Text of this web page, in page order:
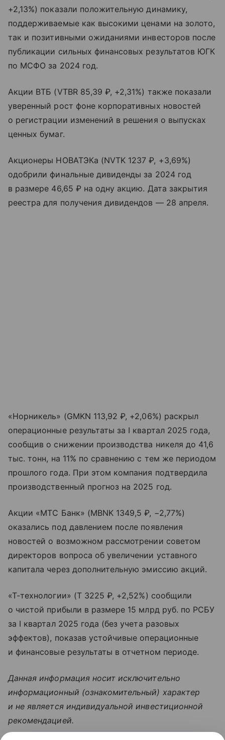
+2,13%) показали положительную динамику,
поддерживаемые как высокими ценами на золото,
так и позитивными ожиданиями инвесторов после
публикации сильных финансовых результатов ЮГК
по МСФО за 2024 год.
Акции ВТБ (VTBR 85,39 ₽, +2,31%) также показали
уверенный рост фоне корпоративных новостей
о регистрации изменений в решения о выпусках
ценных бумаг.
Акционеры НОВАТЭКа (NVTK 1237 ₽, +3,69%)
одобрили финальные дивиденды за 2024 год
в размере 46,65 ₽ на одну акцию. Дата закрытия
реестра для получения дивидендов — 28 апреля.
«Норникель» (GMKN 113,92 ₽, +2,06%) раскрыл
операционные результаты за I квартал 2025 года,
сообщив о снижении производства никеля до 41,6
тыс. тонн, на 11% по сравнению с тем же периодом
прошлого года. При этом компания подтвердила
производственный прогноз на 2025 год.
Акции «МТС Банк» (MBNK 1349,5 ₽, −2,77%)
оказались под давлением после появления
новостей о возможном рассмотрении советом
директоров вопроса об увеличении уставного
капитала через дополнительную эмиссию акций.
«Т-технологии» (T 3225 ₽, +2,52%) сообщили
о чистой прибыли в размере 15 млрд руб. по РСБУ
за I квартал 2025 года (без учета разовых
эффектов), показав устойчивые операционные
и финансовые результаты в отчетном периоде.
Данная информация носит исключительно
информационный (ознакомительный) характер
и не является индивидуальной инвестиционной
рекомендацией.